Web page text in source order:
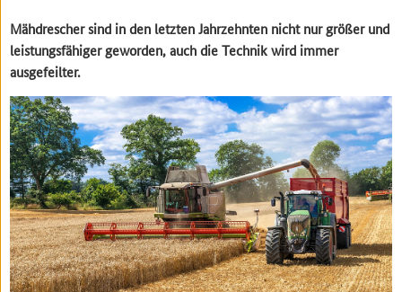
Mähdrescher sind in den letzten Jahrzehnten nicht nur größer und
leistungsfähiger geworden, auch die Technik wird immer
ausgefeilter.